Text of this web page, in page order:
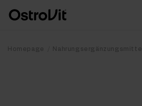
Homepage Nahrungsergänzungsmittel